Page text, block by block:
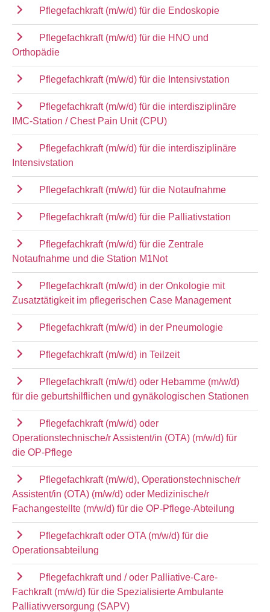
Pflegefachkraft (m/w/d) für die Endoskopie
Pflegefachkraft (m/w/d) für die HNO und
Orthopädie
Pflegefachkraft (m/w/d) für die Intensivstation
Pflegefachkraft (m/w/d) für die interdisziplinäre
IMC-Station / Chest Pain Unit (CPU)
Pflegefachkraft (m/w/d) für die interdisziplinäre
Intensivstation
Pflegefachkraft (m/w/d) für die Notaufnahme
Pflegefachkraft (m/w/d) für die Palliativstation
Pflegefachkraft (m/w/d) für die Zentrale
Notaufnahme und die Station M1Not
Pflegefachkraft (m/w/d) in der Onkologie mit
Zusatztätigkeit im pflegerischen Case Management
Pflegefachkraft (m/w/d) in der Pneumologie
Pflegefachkraft (m/w/d) in Teilzeit
Pflegefachkraft (m/w/d) oder Hebamme (m/w/d)
für die geburtshilflichen und gynäkologischen Stationen
Pflegefachkraft (m/w/d) oder
Operationstechnische/r Assistent/in (OTA) (m/w/d) für
die OP-Pflege
Pflegefachkraft (m/w/d), Operationstechnische/r
Assistent/in (OTA) (m/w/d) oder Medizinische/r
Fachangestellte (m/w/d) für die OP-Pflege-Abteilung
Pflegefachkraft oder OTA (m/w/d) für die
Operationsabteilung
Pflegefachkraft und / oder Palliative-Care-
Fachkraft (m/w/d) für die Spezialisierte Ambulante
Palliativversorgung (SAPV)